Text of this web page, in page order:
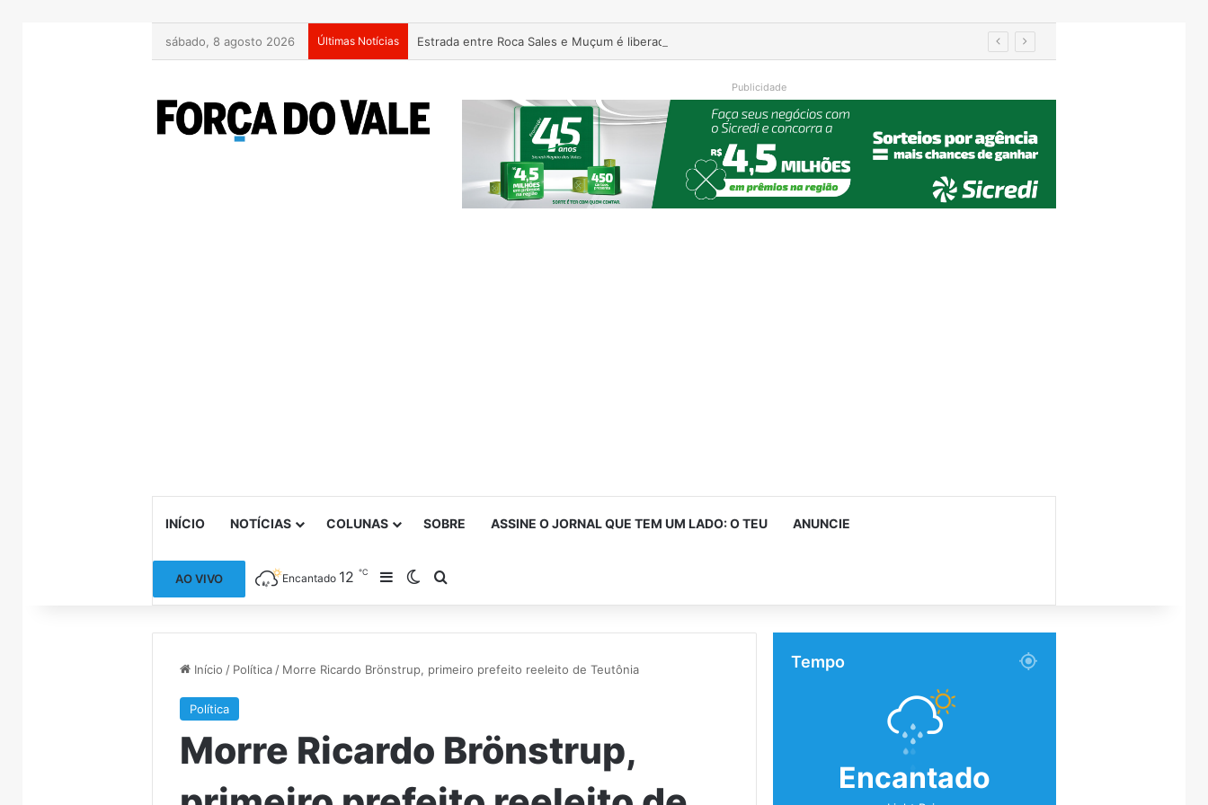
sábado, 8 agosto 2026 Últimas Notícias Estrada entre Roca Sales e Muçum é liberada após serviços de manutenção
Publicidade
INÍCIO NOTÍCIAS COLUNAS SOBRE ASSINE O JORNAL QUE TEM UM LADO: O TEU ANUNCIE
AO VIVO Encantado 12℃ Barra Lateral
Switch skin
Início / Política / Morre Ricardo Brönstrup, primeiro prefeito reeleito de Teutônia
Política
Morre Ricardo Brönstrup,
Tempo
Encantado